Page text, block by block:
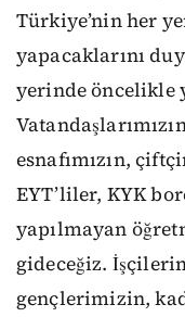
Türkiye’nin her
yapacaklarını
yerinde öncelikle
esnafımızın,
EYT’liler, KYK
yapılmayan
gideceğiz.
gençlerimizin,